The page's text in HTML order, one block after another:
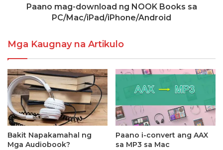
Paano mag-download ng NOOK Books sa
PC/Mac/iPad/iPhone/Android
Mga Kaugnay na Artikulo
Bakit Napakamahal ng
Mga Audiobook?
Paano i-convert ang AAX
sa MP3 sa Mac